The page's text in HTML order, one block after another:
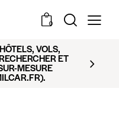
0
VOLS,
ET
MESURE